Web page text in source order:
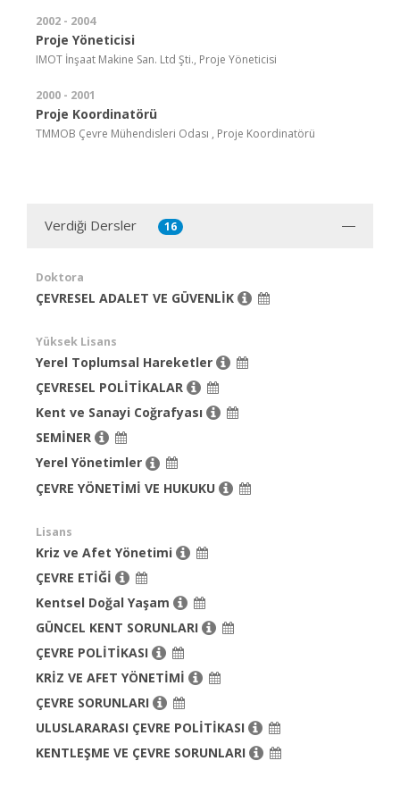
2002 - 2004
Proje Yöneticisi
IMOT İnşaat Makine San. Ltd Şti., Proje Yöneticisi
2000 - 2001
Proje Koordinatörü
TMMOB Çevre Mühendisleri Odası , Proje Koordinatörü
Verdiği Dersler 16
Doktora
ÇEVRESEL ADALET VE GÜVENLİK
Yüksek Lisans
Yerel Toplumsal Hareketler
ÇEVRESEL POLİTİKALAR
Kent ve Sanayi Coğrafyası
SEMİNER
Yerel Yönetimler
ÇEVRE YÖNETİMİ VE HUKUKU
Lisans
Kriz ve Afet Yönetimi
ÇEVRE ETİĞİ
Kentsel Doğal Yaşam
GÜNCEL KENT SORUNLARI
ÇEVRE POLİTİKASI
KRİZ VE AFET YÖNETİMİ
ÇEVRE SORUNLARI
ULUSLARARASI ÇEVRE POLİTİKASI
KENTLEŞME VE ÇEVRE SORUNLARI